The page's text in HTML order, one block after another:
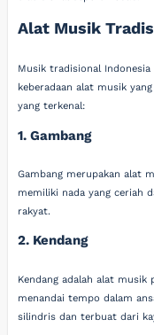
Alat Musik
Musik tradisional
keberadaan alat musik
yang terkenal:
1. Gambang
Gambang merupakan alat
memiliki nada yang ceriah
rakyat.
2. Kendang
Kendang adalah alat
menandai tempo dalam
silindris dan terbuat dari